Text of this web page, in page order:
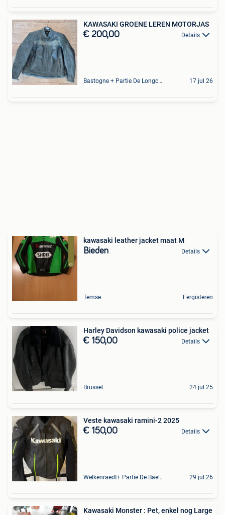
KAWASAKI GROENE LEREN MOTORJAS
€ 200,00 Details
Bastogne + Partie De Longchamps Et Sibret 17 jul 26
kawasaki leather jacket maat M
Bieden Details
Temse Eergisteren
Harley Davidson kawasaki police jacket
€ 150,00 Details
Brussel 24 jul 25
Veste kawasaki ramini-2 2025
€ 150,00 Details
Welkenraedt+ Partie De Baelen 29 jul 26
Kawasaki Monster : Pet, enkel nog Large